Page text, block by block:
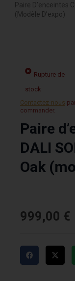
Paire D’enceintes
(modèle D’expo)
Rupture de
stock
Contactez-nous
commander.
Paire
DALI
Oak
999,00 €